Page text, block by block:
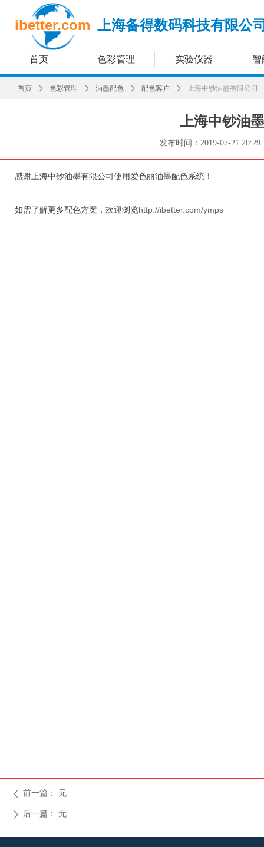
首页 色彩管理 实验仪器 智
ibetter.com 上海备得数码科技有限公
上海中钞油
发布时间： 2019-07-21 20:29
感谢上海中钞油墨有限公司使用爱色丽油墨配色系统！
如需了解更多配色方案，欢迎浏览http://ibetter.com/ymps
首页 ꄲ 色彩管理 ꄲ 油墨配色 ꄲ 配色客户 ꄲ 上海中钞油墨有限公司
ꄴ 前一篇： 无
ꄲ 后一篇： 无